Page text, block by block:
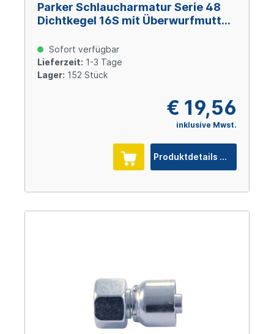
Parker Schlaucharmatur Serie 48
Dichtkegel 16S mit Überwurfmutter
Stahl verzinkt Cr(VI)-frei
Sofort verfügbar
Lieferzeit: 1-3 Tage
Lager: 152 Stück
€ 19,56
inklusive Mwst.
Produktdetails